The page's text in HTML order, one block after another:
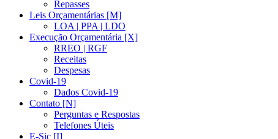
Repasses
Leis Orçamentárias [M]
LOA | PPA | LDO
Execução Orçamentária [X]
RREO | RGF
Receitas
Despesas
Covid-19
Dados Covid-19
Contato [N]
Perguntas e Respostas
Telefones Úteis
E-Sic [I]